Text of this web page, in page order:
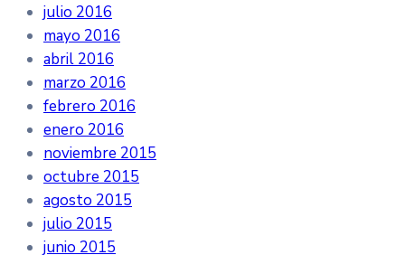
julio 2016
mayo 2016
abril 2016
marzo 2016
febrero 2016
enero 2016
noviembre 2015
octubre 2015
agosto 2015
julio 2015
junio 2015